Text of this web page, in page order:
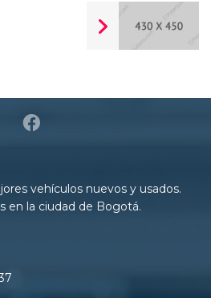
vehículos nuevos y usados.
en la ciudad de Bogotá.